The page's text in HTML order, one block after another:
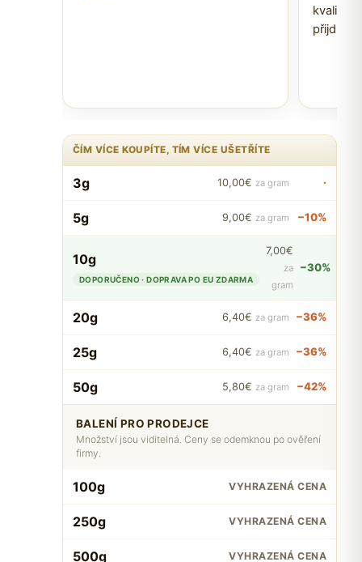
kvalita
přijdu
ČÍM VÍCE KOUPÍTE, TÍM VÍCE UŠETŘÍTE
3g 10,00€ za gram ·
5g 9,00€ za gram −10%
10g
DOPORUČENO · DOPRAVA PO EU ZDARMA
7,00€
za
gram
−30%
20g 6,40€ za gram −36%
25g 6,40€ za gram −36%
50g 5,80€ za gram −42%
BALENÍ PRO PRODEJCE
Množství jsou viditelná. Ceny se odemknou po ověření
firmy.
100g VYHRAZENÁ CENA
250g VYHRAZENÁ CENA
500g VYHRAZENÁ CENA